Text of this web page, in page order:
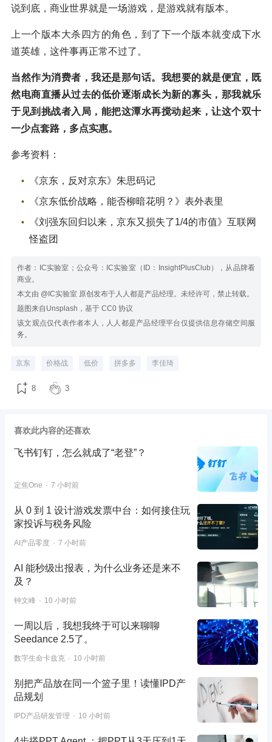
说到底，商业世界就是一场游戏，是游戏就有版本。
上一个版本大杀四方的角色，到了下一个版本就变成下水
道英雄，这件事再正常不过了。
当然作为消费者，我还是那句话。我想要的就是便宜，既
然电商直播从过去的低价逐渐成长为新的寡头，那我就乐
于见到挑战者入局，能把这潭水再搅动起来，让这个双十
一少点套路，多点实惠。
参考资料：
《京东，反对京东》朱思码记
《京东低价战略，能否柳暗花明？》表外表里
《刘强东回归以来，京东又损失了1/4的市值》互联网
怪盗团
作者：IC实验室；公众号：IC实验室（ID：InsightPlusClub），从品牌看
商业。
本文由 @IC实验室 原创发布于人人都是产品经理。未经许可，禁止转载。
题图来自Unsplash，基于 CC0 协议
该文观点仅代表作者本人，人人都是产品经理平台仅提供信息存储空间服
务。
京东 价格战 低价 拼多多 李佳琦
8 3
喜欢此内容的还喜欢
飞书钉钉，怎么就成了“老登”？
定焦One 7 小时前
从 0 到 1 设计游戏发票中台：如何接住玩
家投诉与税务风险
AI产品零度 7 小时前
AI 能秒级出报表，为什么业务还是来不
及？
钟文峰 10 小时前
一周以后，我想我终于可以来聊聊
Seedance 2.5了。
数字生命卡兹克 10 小时前
别把产品放在同一个篮子里！读懂IPD产
品规划
IPD产品研发管理 10 小时前